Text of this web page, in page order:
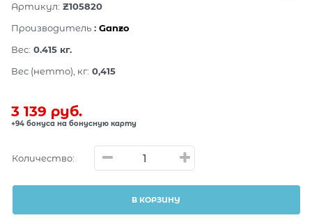
Артикул: Z105820
Производитель : Ganzo
Вес: 0.415 кг.
Вес (нетто), кг: 0,415
3 139 руб.
+94 бонуса на бонусную карту
Количество:
В КОРЗИНУ